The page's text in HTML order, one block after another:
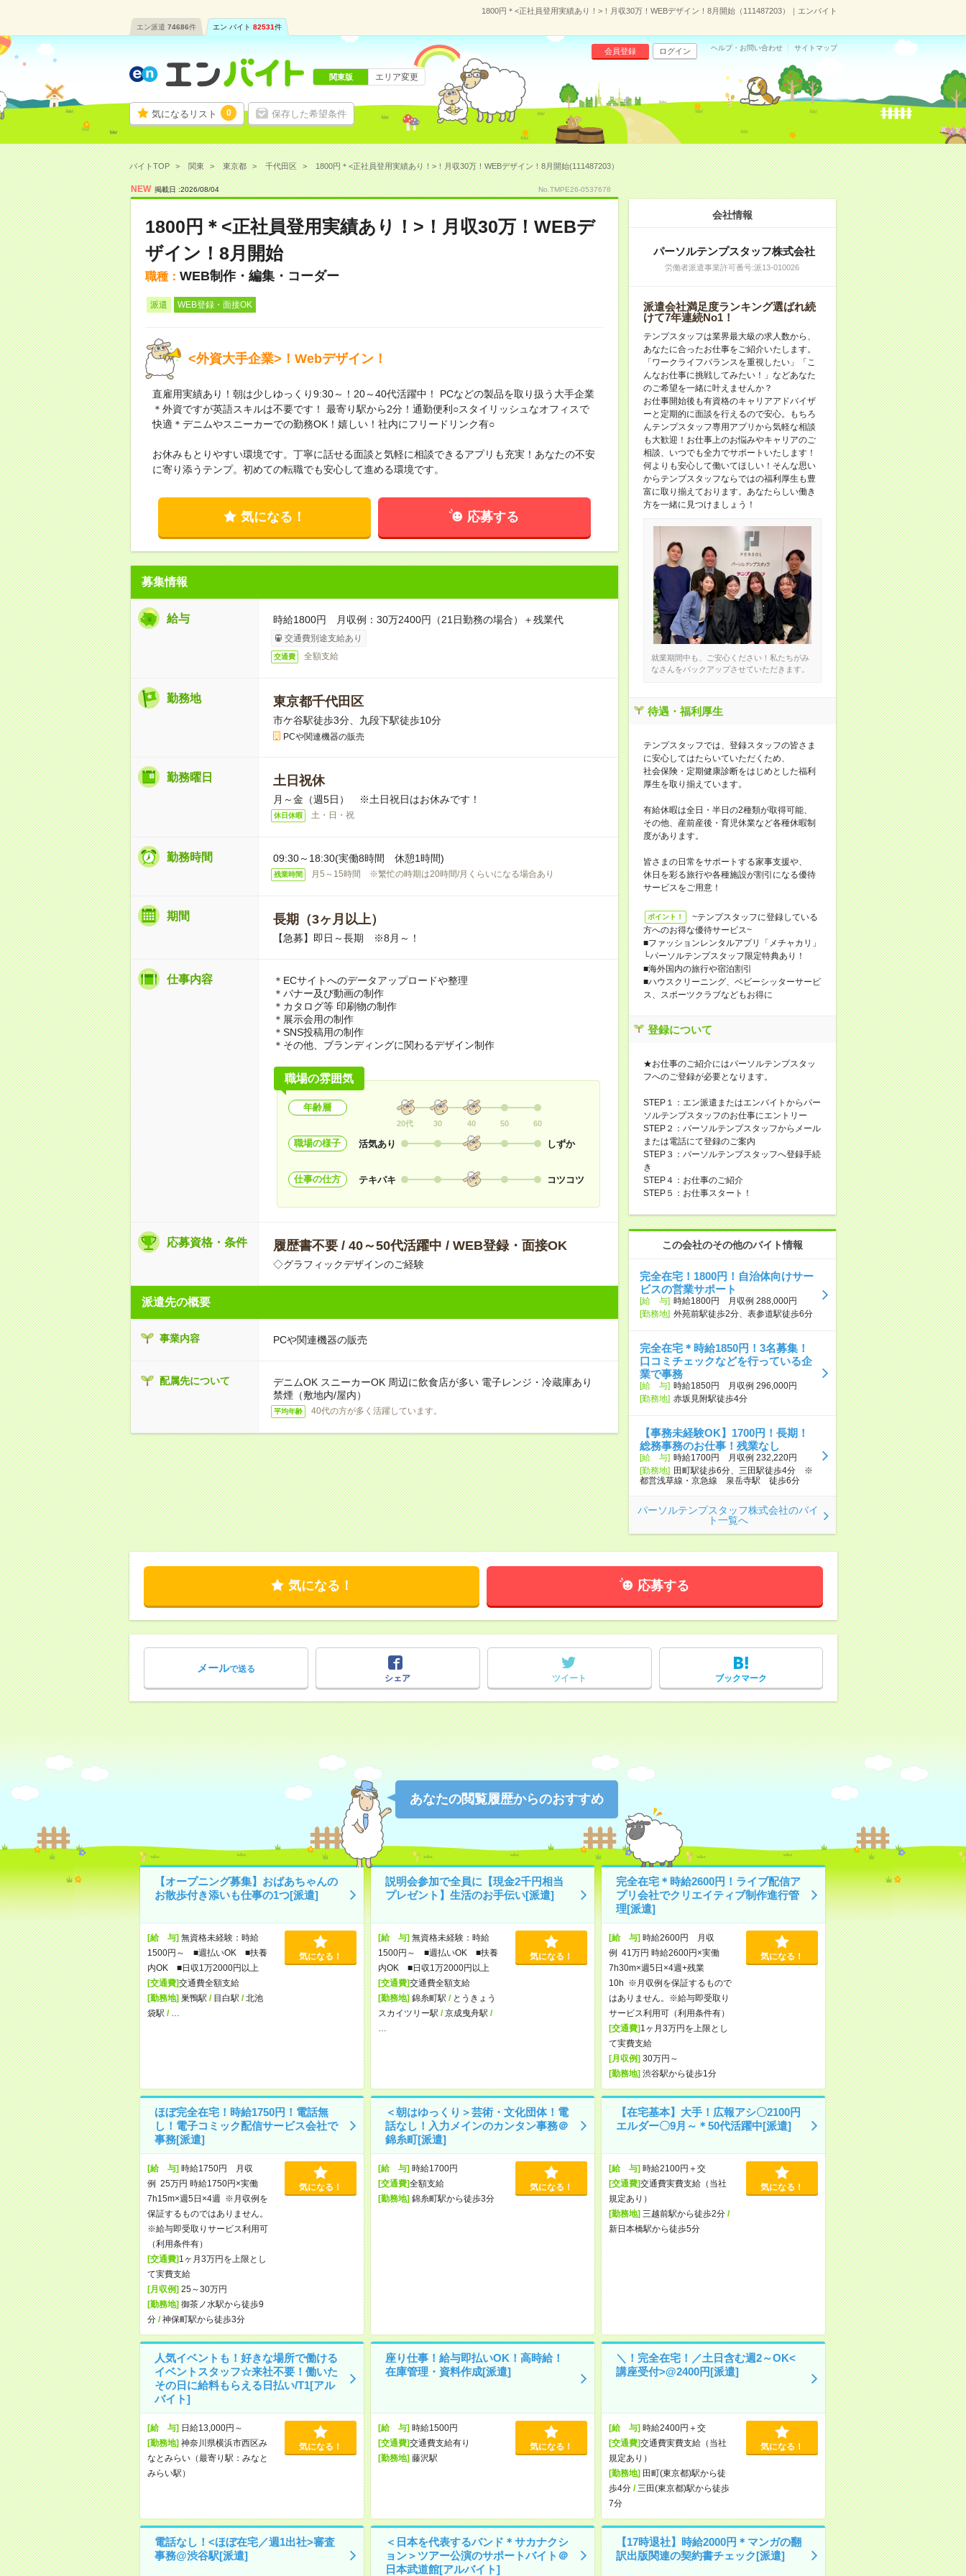
1800円＊<正社員登用実績あり！>！月収30万！WEBデザイン！8月開始（111487203）｜エンバイト
エン派遣 74686件 エン バイト 82531件
気になるリスト 0 保存した希望条件
会員登録 ログイン ヘルプ・お問い合わせ サイトマップ
関東版 エリア変更
バイトTOP 関東 東京都 千代田区 1800円＊<正社員登用実績あり！>！月収30万！WEBデザイン！8月開始(111487203）
NEW 掲載日 :2026/08/04 No.TMPE26-0537678
1800円＊<正社員登用実績あり！>！月収30万！WEBデ
ザイン！8月開始
職種： WEB制作・編集・コーダー
派遣 WEB登録・面接OK
<外資大手企業>！Webデザイン！
直雇用実績あり！朝は少しゆっくり9:30～！20～40代活躍中！ PCなどの製品を取り扱う大手企業
＊外資ですが英語スキルは不要です！ 最寄り駅から2分！通勤便利○スタイリッシュなオフィスで
快適＊デニムやスニーカーでの勤務OK！嬉しい！社内にフリードリンク有○
お休みもとりやすい環境です。丁寧に話せる面談と気軽に相談できるアプリも充実！あなたの不安
に寄り添うテンプ。初めての転職でも安心して進める環境です。
気になる！ 応募する
募集情報
給与 時給1800円 月収例：30万2400円（21日勤務の場合）＋残業代
交通費別途支給あり
交通費 全額支給
勤務地 東京都千代田区
市ケ谷駅徒歩3分、九段下駅徒歩10分
PCや関連機器の販売
勤務曜日 土日祝休
月～金（週5日） ※土日祝日はお休みです！
休日休暇 土・日・祝
勤務時間 09:30～18:30(実働8時間 休憩1時間)
残業時間 月5～15時間 ※繁忙の時期は20時間/月くらいになる場合あり
期間 長期（3ヶ月以上）
【急募】即日～長期 ※8月～！
仕事内容
＊ECサイトへのデータアップロードや整理
＊バナー及び動画の制作
＊カタログ等 印刷物の制作
＊展示会用の制作
＊SNS投稿用の制作
＊その他、ブランディングに関わるデザイン制作
職場の雰囲気
年齢層
20代 30 40 50 60
職場の様子 活気あり しずか
仕事の仕方 テキパキ コツコツ
応募資格・条件 履歴書不要 / 40～50代活躍中 / WEB登録・面接OK
◇グラフィックデザインのご経験
派遣先の概要
事業内容 PCや関連機器の販売
配属先について
デニムOK スニーカーOK 周辺に飲食店が多い 電子レンジ・冷蔵庫あり
禁煙（敷地内/屋内）
平均年齢 40代の方が多く活躍しています。
会社情報
パーソルテンプスタッフ株式会社
労働者派遣事業許可番号:派13-010026
派遣会社満足度ランキング選ばれ続
けて7年連続No1！
テンプスタッフは業界最大級の求人数から、
あなたに合ったお仕事をご紹介いたします。
「ワークライフバランスを重視したい」「こ
んなお仕事に挑戦してみたい！」などあなた
のご希望を一緒に叶えませんか？
お仕事開始後も有資格のキャリアアドバイザ
ーと定期的に面談を行えるので安心。もちろ
んテンプスタッフ専用アプリから気軽な相談
も大歓迎！お仕事上のお悩みやキャリアのご
相談、いつでも全力でサポートいたします！
何よりも安心して働いてほしい！そんな思い
からテンプスタッフならではの福利厚生も豊
富に取り揃えております。あなたらしい働き
方を一緒に見つけましょう！
就業期間中も、ご安心ください！私たちがみ
なさんをバックアップさせていただきます。
待遇・福利厚生
テンプスタッフでは、登録スタッフの皆さま
に安心してはたらいていただくため、
社会保険・定期健康診断をはじめとした福利
厚生を取り揃えています。
有給休暇は全日・半日の2種類が取得可能、
その他、産前産後・育児休業など各種休暇制
度があります。
皆さまの日常をサポートする家事支援や、
休日を彩る旅行や各種施設が割引になる優待
サービスをご用意！
ポイント！
~テンプスタッフに登録している
方へのお得な優待サービス~
■ファッションレンタルアプリ「メチャカリ」
└パーソルテンプスタッフ限定特典あり！
■海外国内の旅行や宿泊割引
■ハウスクリーニング、ベビーシッターサービ
ス、スポーツクラブなどもお得に
登録について
★お仕事のご紹介にはパーソルテンプスタッ
フへのご登録が必要となります。
STEP１：エン派遣またはエンバイトからパー
ソルテンプスタッフのお仕事にエントリー
STEP２：パーソルテンプスタッフからメール
または電話にて登録のご案内
STEP３：パーソルテンプスタッフへ登録手続
き
STEP４：お仕事のご紹介
STEP５：お仕事スタート！
この会社のその他のバイト情報
完全在宅！1800円！自治体向けサー
ビスの営業サポート
[給 与] 時給1800円 月収例 288,000円
[勤務地] 外苑前駅徒歩2分、表参道駅徒歩6分
完全在宅＊時給1850円！3名募集！
口コミチェックなどを行っている企
業で事務
[給 与] 時給1850円 月収例 296,000円
[勤務地] 赤坂見附駅徒歩4分
【事務未経験OK】1700円！長期！
総務事務のお仕事！残業なし
[給 与] 時給1700円 月収例 232,220円
[勤務地] 田町駅徒歩6分、三田駅徒歩4分 ※
都営浅草線・京急線 泉岳寺駅 徒歩6分
パーソルテンプスタッフ株式会社のバイ
ト一覧へ
気になる！ 応募する
メールで送る
シェア
ツイート ブックマーク
あなたの閲覧履歴からのおすすめ
【オープニング募集】おばあちゃんの
お散歩付き添いも仕事の1つ[派遣]
[給 与]無資格未経験：時給
1500円～ ■週払いOK ■扶養
内OK ■日収1万2000円以上
[交通費]交通費全額支給
[勤務地]巣鴨駅 / 目白駅 /北池
袋駅 /
気になる！
説明会参加で全員に【現金2千円相当
プレゼント】生活のお手伝い[派遣]
[給 与]無資格未経験：時給
1500円～ ■週払いOK ■扶養
内OK ■日収1万2000円以上
[交通費]交通費全額支給
[勤務地]錦糸町駅 / とうきょう
スカイツリー駅 /京成曳舟駅 /
気になる！
完全在宅＊時給2600円！ライブ配信ア
プリ会社でクリエイティブ制作進行管
理[派遣]
[給 与]時給2600円 月収
例 41万円 時給2600円×実働
7h30m×週5日×4週+残業
10h ※月収例を保証するもので
はありません。※給与即受取り
サービス利用可（利用条件有）
[交通費]1ヶ月3万円を上限とし
て実費支給
[月収例]30万円～
[勤務地]渋谷駅から徒歩1分
気になる！
ほぼ完全在宅！時給1750円！電話無
し！電子コミック配信サービス会社で
事務[派遣]
[給 与]時給1750円 月収
例 25万円 時給1750円×実働
7h15m×週5日×4週 ※月収例を
保証するものではありません。
※給与即受取りサービス利用可
（利用条件有）
[交通費]1ヶ月3万円を上限とし
て実費支給
[月収例]25～30万円
[勤務地]御茶ノ水駅から徒歩9
分/神保町駅から徒歩3分
気になる！
＜朝はゆっくり＞芸術・文化団体！電
話なし！入力メインのカンタン事務＠
錦糸町[派遣]
[給 与]時給1700円
[交通費]全額支給
[勤務地]錦糸町駅から徒歩3分
気になる！
【在宅基本】大手！広報アシ〇2100円
エルダー〇9月～＊50代活躍中[派遣]
[給 与]時給2100円＋交
[交通費]交通費実費支給（当社
規定あり）
[勤務地]三越前駅から徒歩2分/
新日本橋駅から徒歩5分
気になる！
人気イベントも！好きな場所で働ける
イベントスタッフ☆来社不要！働いた
その日に給料もらえる日払い/T1[アル
バイト]
[給 与]日給13,000円～
[勤務地]神奈川県横浜市西区み
なとみらい（最寄り駅：みなと
みらい駅）
気になる！
座り仕事！給与即払いOK！高時給！
在庫管理・資料作成[派遣]
[給 与]時給1500円
[交通費]交通費支給有り
[勤務地]藤沢駅
気になる！
＼！完全在宅！／土日含む週2～OK<
講座受付>@2400円[派遣]
[給 与]時給2400円＋交
[交通費]交通費実費支給（当社
規定あり）
[勤務地]田町(東京都)駅から徒
歩4分/ 三田(東京都)駅から徒歩
7分
気になる！
電話なし！<ほぼ在宅／週1出社>審査
事務@渋谷駅[派遣]
＜日本を代表するバンド＊サカナクシ
ョン＞ツアー公演のサポートバイト＠
日本武道館[アルバイト]
【17時退社】時給2000円＊マンガの翻
訳出版関連の契約書チェック[派遣]